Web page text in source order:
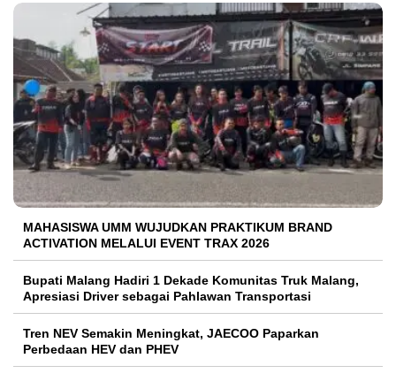
MAHASISWA UMM WUJUDKAN PRAKTIKUM BRAND
ACTIVATION MELALUI EVENT TRAX 2026
Bupati Malang Hadiri 1 Dekade Komunitas Truk Malang,
Apresiasi Driver sebagai Pahlawan Transportasi
Tren NEV Semakin Meningkat, JAECOO Paparkan
Perbedaan HEV dan PHEV